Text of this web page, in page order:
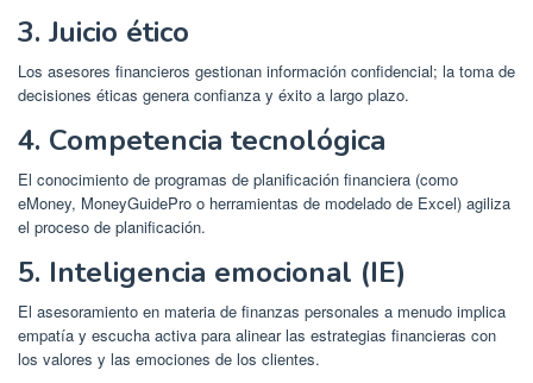
3. Juicio ético
Los asesores financieros gestionan información confidencial; la toma de
decisiones éticas genera confianza y éxito a largo plazo.
4. Competencia tecnológica
El conocimiento de programas de planificación financiera (como
eMoney, MoneyGuidePro o herramientas de modelado de Excel) agiliza
el proceso de planificación.
5. Inteligencia emocional (IE)
El asesoramiento en materia de finanzas personales a menudo implica
empatía y escucha activa para alinear las estrategias financieras con
los valores y las emociones de los clientes.